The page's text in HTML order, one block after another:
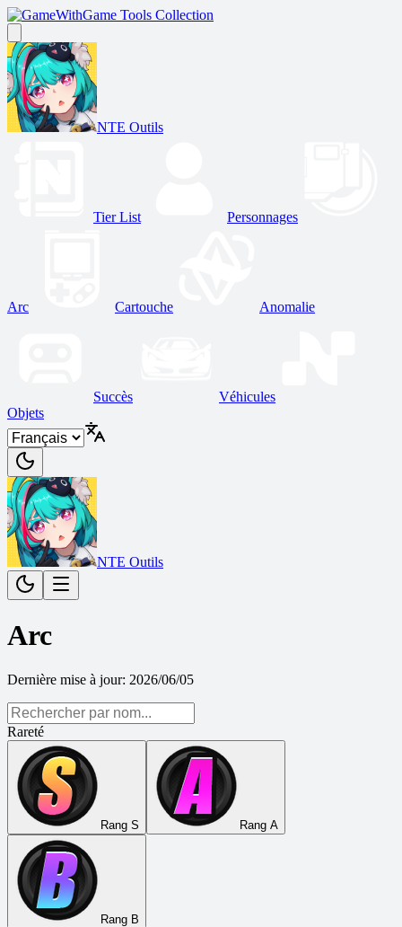
Game Tools Collection
NTE Outils
Tier List Personnages
Arc Cartouche Anomalie
Succès
Véhicules
Objets
NTE Outils
Arc
Dernière mise à jour: 2026/06/05
Rareté
Rang S Rang A
Rang B